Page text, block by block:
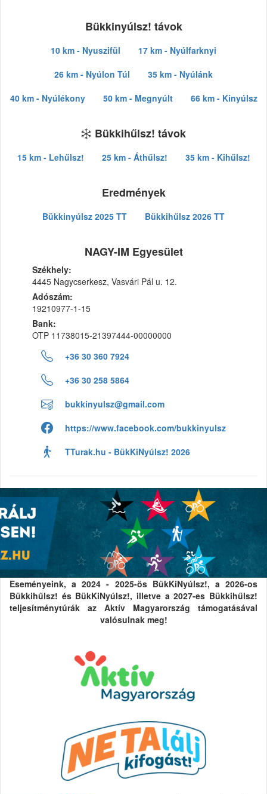
Bükkinyúlsz! távok
10 km - Nyuszifül
17 km - Nyúlfarknyi
26 km - Nyúlon Túl
35 km - Nyúlánk
40 km - Nyúlékony
50 km - Megnyúlt 66 km - Kinyúlsz
Bükkihűlsz! távok
15 km - Lehűlsz! 25 km - Áthűlsz! 35 km - Kihűlsz!
Eredmények
Bükkinyúlsz 2025 TT Bükkihűlsz 2026 TT
NAGY-IM Egyesület
Székhely:
4445 Nagycserkesz, Vasvári Pál u. 12.
Adószám:
19210977-1-15
Bank:
OTP 11738015-21397444-00000000
+36 30 360 7924
+36 30 258 5864
bukkinyulsz@gmail.com
https://www.facebook.com/bukkinyulsz
TTurak.hu - BükKiNyúlsz! 2026
Eseményeink, a 2024 - 2025-ös BükKiNyúlsz!, a 2026-os
Bükkihűlsz! és BükKiNyúlsz!, illetve a 2027-es Bükkihűlsz!
teljesítménytúrák az Aktív Magyarország támogatásával
valósulnak meg!